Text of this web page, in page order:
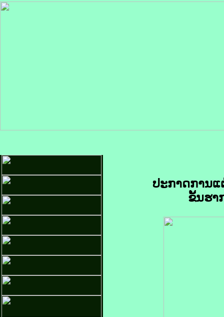
ປະກາດການ
ຂັ້ນຮາ